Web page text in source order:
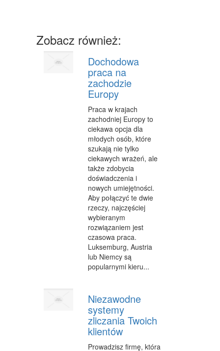
MASZYNY
NARZĘDZIA
PRZEMYSŁ METALOWY
TRANSPORT
TRANSPORT
CZĘŚCI SAMOCHODOWE
WYNAJEM
USŁUGI MOTORYZACYJNE
SALONY, KOMISY
E-MARKETING
AGENCJE REKLAMOWE
MATERIAŁY REKLAMOWE
INNE AGENCJE
IMPREZY INTEGRACYJNE
HOBBY
ZAJĘCIA SPORTOWE I REKREACYJNE
Zobacz również:
Dochodowa
praca na
zachodzie
Europy
Praca w krajach
zachodniej Europy to
ciekawa opcja dla
młodych osób, które
szukają nie tylko
ciekawych wrażeń, ale
także zdobycia
doświadczenia i
nowych umiejętności.
Aby połączyć te dwie
rzeczy, najczęściej
wybieranym
rozwiązaniem jest
czasowa praca.
Luksemburg, Austria
lub Niemcy są
popularnymi kieru...
Niezawodne
systemy
zliczania Twoich
klientów
Prowadzisz firmę, która